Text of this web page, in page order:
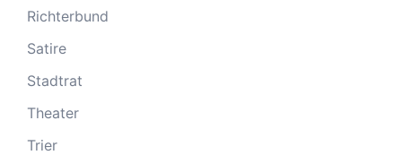
Richterbund
Satire
Stadtrat
Theater
Trier